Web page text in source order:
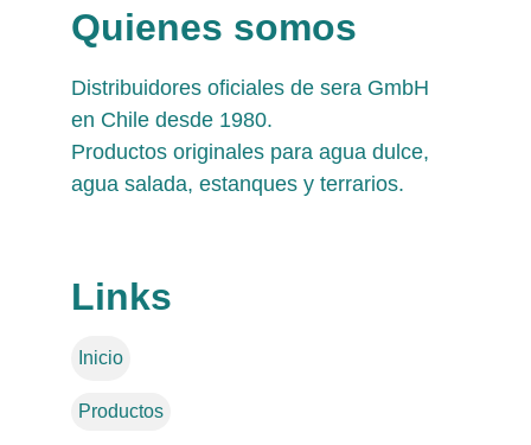
Quienes somos
Distribuidores oficiales de sera GmbH
en Chile desde 1980.
Productos originales para agua dulce,
agua salada, estanques y terrarios.
Inicio
Links
Productos